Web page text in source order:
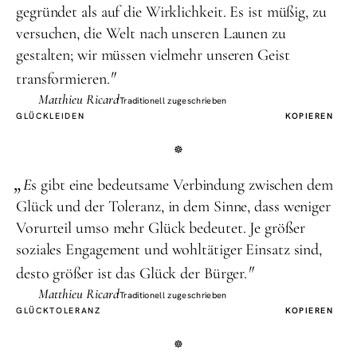
gegründet als auf die Wirklichkeit. Es ist müßig, zu
versuchen, die Welt nach unseren Launen zu
gestalten; wir müssen vielmehr unseren Geist
transformieren."
Matthieu RicardTraditionell zugeschrieben
GLÜCKLEIDEN KOPIEREN
„Es gibt eine bedeutsame Verbindung zwischen dem
Glück und der Toleranz, in dem Sinne, dass weniger
Vorurteil umso mehr Glück bedeutet. Je größer
soziales Engagement und wohltätiger Einsatz sind,
desto größer ist das Glück der Bürger."
Matthieu RicardTraditionell zugeschrieben
GLÜCKTOLERANZ KOPIEREN